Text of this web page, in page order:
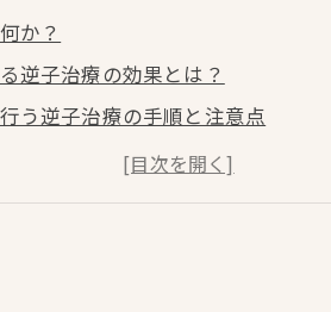
か？
逆子治療の効果とは？
う逆子治療の手順と注意点
に使われる代表的な鍼灸テクニック
きる逆子の改善に効果的な鍼灸